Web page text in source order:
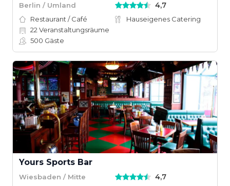
Berlin / Umland 4,7
Restaurant / Café
Hauseigenes Catering
22 Veranstaltungsräume
500 Gäste
Yours Sports Bar
Wiesbaden / Mitte 4,7